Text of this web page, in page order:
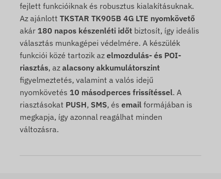
fejlett funkcióiknak és robusztus kialakításuknak.
Az ajánlott TKSTAR TK905B 4G LTE nyomkövető
akár 180 napos készenléti időt biztosít, így ideális
választás munkagépei védelmére. A készülék
funkciói közé tartozik az elmozdulás- és POI-
riasztás, az alacsony akkumulátorszint
figyelmeztetés, valamint a valós idejű
nyomkövetés 10 másodperces frissítéssel. A
riasztásokat PUSH, SMS, és email formájában is
megkapja, így azonnal reagálhat minden
változásra.